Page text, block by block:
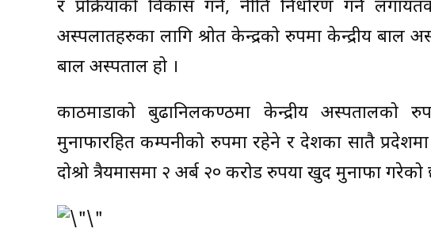
र प्रक्रियाको विकास गर्ने, नीति निर्धारण गर्ने
अस्पलातहरुका लागि श्रोत केन्द्रको रुपमा केन्द्रीय बाल
बाल अस्पताल हो ।
काठमाडौंको बुढानिलकण्ठमा केन्द्रीय अस्पतालको
मुनाफारहित कम्पनीको रुपमा रहेने र देशका सातै
दोश्रो त्रैयमासमा २ अर्ब २० करोड रुपैंया खुद मुनाफा गरेको